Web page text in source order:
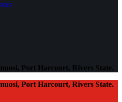
Port Harcourt, Rivers State.
Port Harcourt, Rivers State.